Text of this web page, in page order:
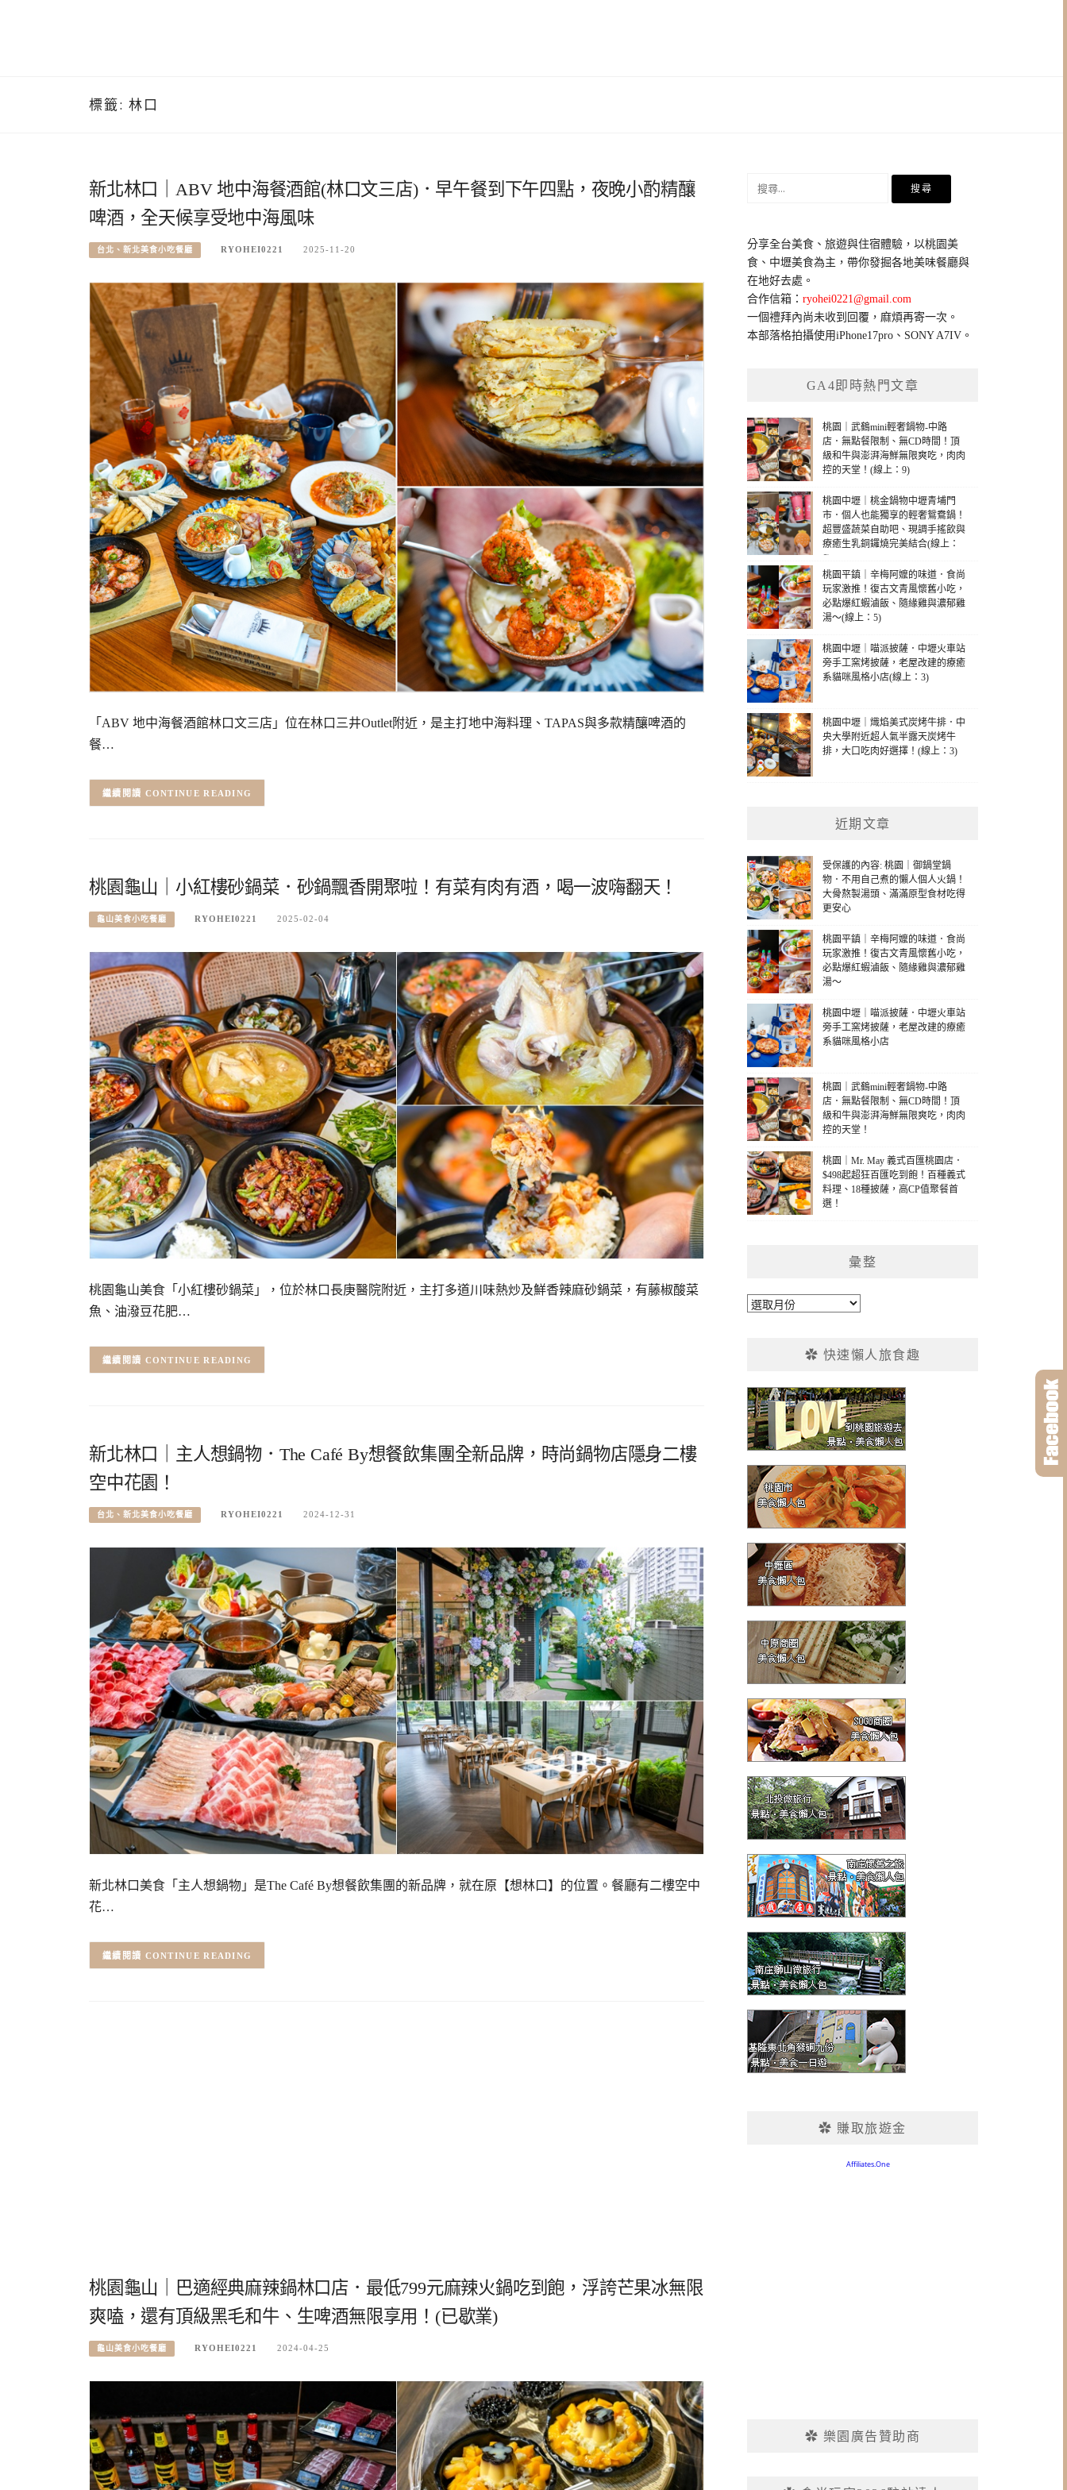
標籤: 林口
新北林口｜ABV 地中海餐酒館(林口文三店)．早午餐到下午四點，夜晚小酌精釀
啤酒，全天候享受地中海風味
台北、新北美食小吃餐廳 RYOHEI0221 2025-11-20
「ABV 地中海餐酒館林口文三店」位在林口三井Outlet附近，是主打地中海料理、TAPAS與多款精釀啤酒的
餐…
CONTINUE READING
桃園龜山｜小紅樓砂鍋菜．砂鍋飄香開聚啦！有菜有肉有酒，喝一波嗨翻天！
龜山美食小吃餐廳 RYOHEI0221 2025-02-04
桃園龜山美食「小紅樓砂鍋菜」，位於林口長庚醫院附近，主打多道川味熱炒及鮮香辣麻砂鍋菜，有藤椒酸菜
魚、油潑豆花肥…
CONTINUE READING
新北林口｜主人想鍋物．The Café By想餐飲集團全新品牌，時尚鍋物店隱身二樓
空中花園！
台北、新北美食小吃餐廳 RYOHEI0221 2024-12-31
新北林口美食「主人想鍋物」是The Café By想餐飲集團的新品牌，就在原【想林口】的位置。餐廳有二樓空中
花…
CONTINUE READING
桃園龜山｜巴適經典麻辣鍋林口店．最低799元麻辣火鍋吃到飽，浮誇芒果冰無限
爽嗑，還有頂級黑毛和牛、生啤酒無限享用！(已歇業)
龜山美食小吃餐廳 RYOHEI0221 2024-04-25
鍵
字:
分享全台美食、旅遊與住宿體驗，以桃園美
食、中壢美食為主，帶你發掘各地美味餐廳與
在地好去處。
合作信箱：ryohei0221@gmail.com
一個禮拜內尚未收到回覆，麻煩再寄一次。
本部落格拍攝使用iPhone17pro、SONY A7IV。
GA4即時熱門文章
桃園｜武鶴mini輕奢鍋物-中路
店．無點餐限制、無CD時間！頂
級和牛與澎湃海鮮無限爽吃，肉肉
控的天堂！(線上：9)
桃園中壢｜桃金鍋物中壢青埔門
市．個人也能獨享的輕奢鴛鴦鍋！
超豐盛蔬菜自助吧、現調手搖飲與
療癒生乳銅鑼燒完美結合(線上：
6)
桃園平鎮｜辛梅阿嬤的味道．食尚
玩家激推！復古文青風懷舊小吃，
必點爆紅蝦滷飯、隨緣雞與濃郁雞
湯～(線上：5)
桃園中壢｜喵派披薩．中壢火車站
旁手工窯烤披薩，老屋改建的療癒
系貓咪風格小店(線上：3)
桃園中壢｜熾焰美式炭烤牛排．中
央大學附近超人氣半露天炭烤牛
排，大口吃肉好選擇！(線上：3)
近期文章
受保護的內容: 桃園｜御鍋堂鍋
物．不用自己煮的懶人個人火鍋！
大骨熬製湯頭、滿滿原型食材吃得
更安心
桃園平鎮｜辛梅阿嬤的味道．食尚
玩家激推！復古文青風懷舊小吃，
必點爆紅蝦滷飯、隨緣雞與濃郁雞
湯～
桃園中壢｜喵派披薩．中壢火車站
旁手工窯烤披薩，老屋改建的療癒
系貓咪風格小店
桃園｜武鶴mini輕奢鍋物-中路
店．無點餐限制、無CD時間！頂
級和牛與澎湃海鮮無限爽吃，肉肉
控的天堂！
桃園｜Mr. May 義式百匯桃園店．
$498起超狂百匯吃到飽！百種義式
料理、18種披薩，高CP值聚餐首
選！
彙整
彙
✿ 快速懶人旅食趣
✿ 賺取旅遊金
✿ 樂園廣告贊助商